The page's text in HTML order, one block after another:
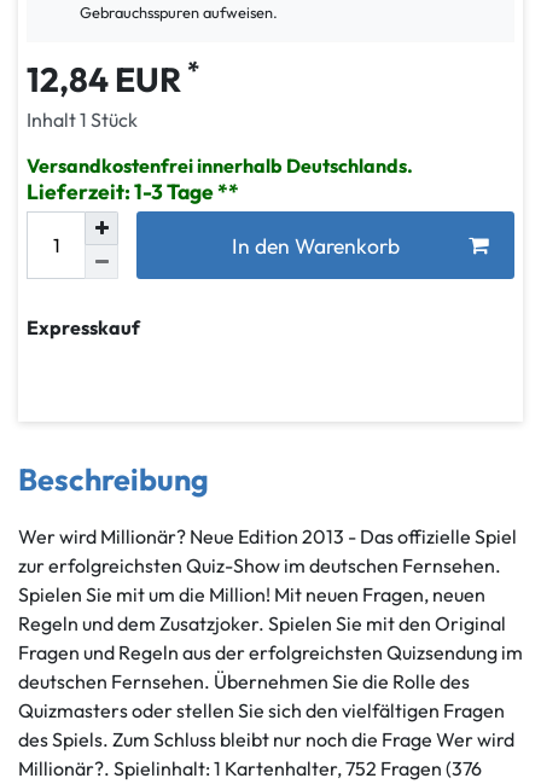
Gebrauchsspuren aufweisen.
12,84 EUR *
Inhalt1 Stück
Versandkostenfrei innerhalb Deutschlands.
Lieferzeit: 1-3 Tage
In den Warenkorb
Expresskauf
Beschreibung
Wer wird Millionär? Neue Edition 2013 - Das offizielle Spiel
zur erfolgreichsten Quiz-Show im deutschen Fernsehen.
Spielen Sie mit um die Million! Mit neuen Fragen, neuen
Regeln und dem Zusatzjoker. Spielen Sie mit den Original
Fragen und Regeln aus der erfolgreichsten Quizsendung im
deutschen Fernsehen. Übernehmen Sie die Rolle des
Quizmasters oder stellen Sie sich den vielfältigen Fragen
des Spiels. Zum Schluss bleibt nur noch die Frage Wer wird
Millionär?. Spielinhalt: 1 Kartenhalter, 752 Fragen (376